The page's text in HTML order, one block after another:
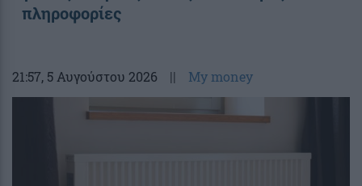
πληροφορίες
21:57, 5 Αυγούστου 2026 || My money